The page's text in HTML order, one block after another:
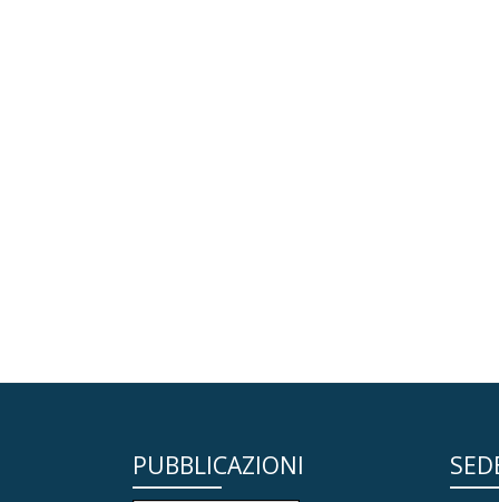
PUBBLICAZIONI